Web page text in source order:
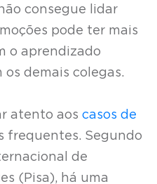
consegue lidar
pode ter mais
o aprendizado
demais colegas.
atento aos casos de
frequentes. Segundo
de
(Pisa), há uma